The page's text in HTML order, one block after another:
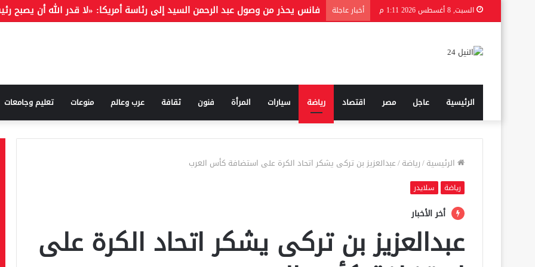
السبت, 8 أغسطس 2026 1:11 م أخبار عاجلة وزيرة الأسرة التركية: كنت أتمنى رؤية محمد صلاح بقميص بشكتاش
الرئيسية عاجل مصر اقتصاد رياضة سيارات المرأة فنون ثقافة عرب وعالم منوعات تعليم وجامعات
الرئيسية/رياضة/عبدالعزيز بن تركى يشكر اتحاد الكرة على استضافة كأس العرب
رياضة سلايدر
أخر الأخبار
عبدالعزيز بن تركى يشكر اتحاد الكرة على